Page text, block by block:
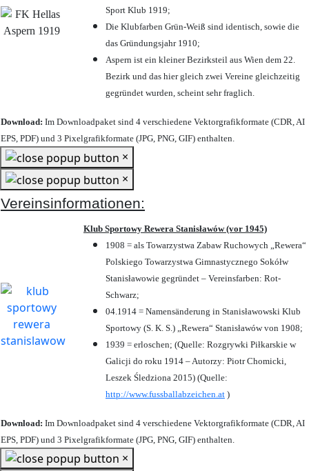
Sport Klub 1919;
Die Klubfarben Grün-Weiß sind identisch, sowie die
das Gründungsjahr 1910;
Aspern ist ein kleiner Bezirksteil aus Wien dem 22.
Bezirk und das hier gleich zwei Vereine gleichzeitig
gegründet wurden, scheint sehr fraglich.
Download: Im Downloadpaket sind 4 verschiedene Vektorgrafikformate (CDR, AI
EPS, PDF) und 3 Pixelgrafikformate (JPG, PNG, GIF) enthalten.
×
×
Vereinsinformationen:
Klub Sportowy Rewera Stanisławów (vor 1945)
1908 = als Towarzystwa Zabaw Ruchowych „Rewera“
Polskiego Towarzystwa Gimnastycznego Sokółw
Stanisławowie gegründet – Vereinsfarben: Rot-
Schwarz;
04.1914 = Namensänderung in Stanisławowski Klub
Sportowy (S. K. S.) „Rewera“ Stanisławów von 1908;
1939 = erloschen; (Quelle: Rozgrywki Piłkarskie w
Galicji do roku 1914 – Autorzy: Piotr Chomicki,
Leszek Śledziona 2015) (Quelle:
http://www.fussballabzeichen.at )
Download: Im Downloadpaket sind 4 verschiedene Vektorgrafikformate (CDR, AI
EPS, PDF) und 3 Pixelgrafikformate (JPG, PNG, GIF) enthalten.
×